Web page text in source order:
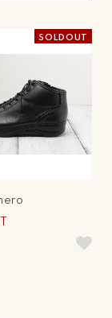
SOLDOUT